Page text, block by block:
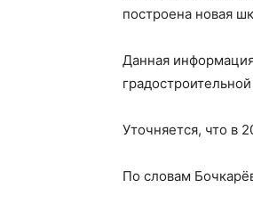
построена новая
Данная
Уточняется, что в
По словам